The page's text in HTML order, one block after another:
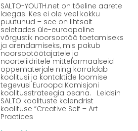
SALTO-YOUTH.net on tõeline aarete
laegas. Kes ei ole veel kokku
puutunud – see on lihtsalt
seletades üle-euroopaline
võrgustik noorsootöö toetamiseks
ja arendamiseks, mis pakub
noorsootöötajatele ja
noorteliidritele mitteformaalseid
õppematerjale ning korraldab
koolitusi ja kontaktide loomise
tegevusi Euroopa Komisjoni
koolitusstrateegia osana. Leidsin
SALTO koolituste kalendrist
koolituse “Creative Self – Art
Practices